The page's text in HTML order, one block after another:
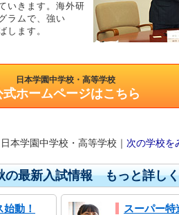
いきます。海外研
ラムで、強い
します。
日本学園中学校・高等学校
式ホームページはこちら
日本学園中学校・高等学校｜ 次の学校を
最新入試情報 もっと詳し
動！ スーパー